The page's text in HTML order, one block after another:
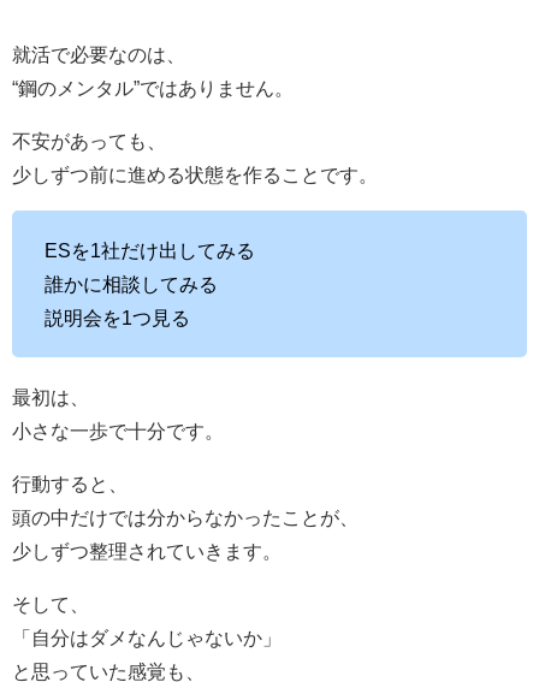
就活で必要なのは、
“鋼のメンタル”ではありません。
不安があっても、
少しずつ前に進める状態を作ることです。
ESを1社だけ出してみる
誰かに相談してみる
説明会を1つ見る
最初は、
小さな一歩で十分です。
行動すると、
頭の中だけでは分からなかったことが、
少しずつ整理されていきます。
そして、
「自分はダメなんじゃないか」
と思っていた感覚も、